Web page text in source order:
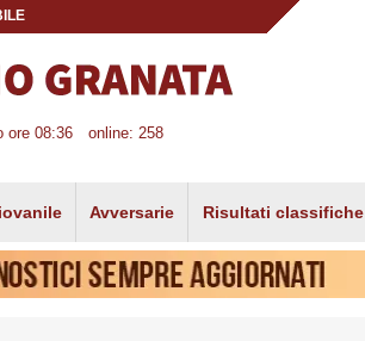
ore 08:36 online: 258
Avversarie Risultati classifiche